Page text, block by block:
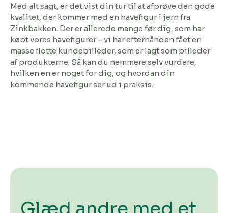
Med alt sagt, er det vist din tur til at afprøve den gode
kvalitet, der kommer med en havefigur i jern fra
Zinkbakken. Der er allerede mange før dig, som har
købt vores havefigurer – vi har efterhånden fået en
masse flotte kundebilleder, som er lagt som billeder
af produkterne. Så kan du nemmere selv vurdere,
hvilken en er noget for dig, og hvordan din
kommende havefigur ser ud i praksis.